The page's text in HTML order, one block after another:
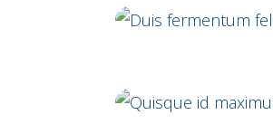
Cras tristique purus
Duis fermentum felis